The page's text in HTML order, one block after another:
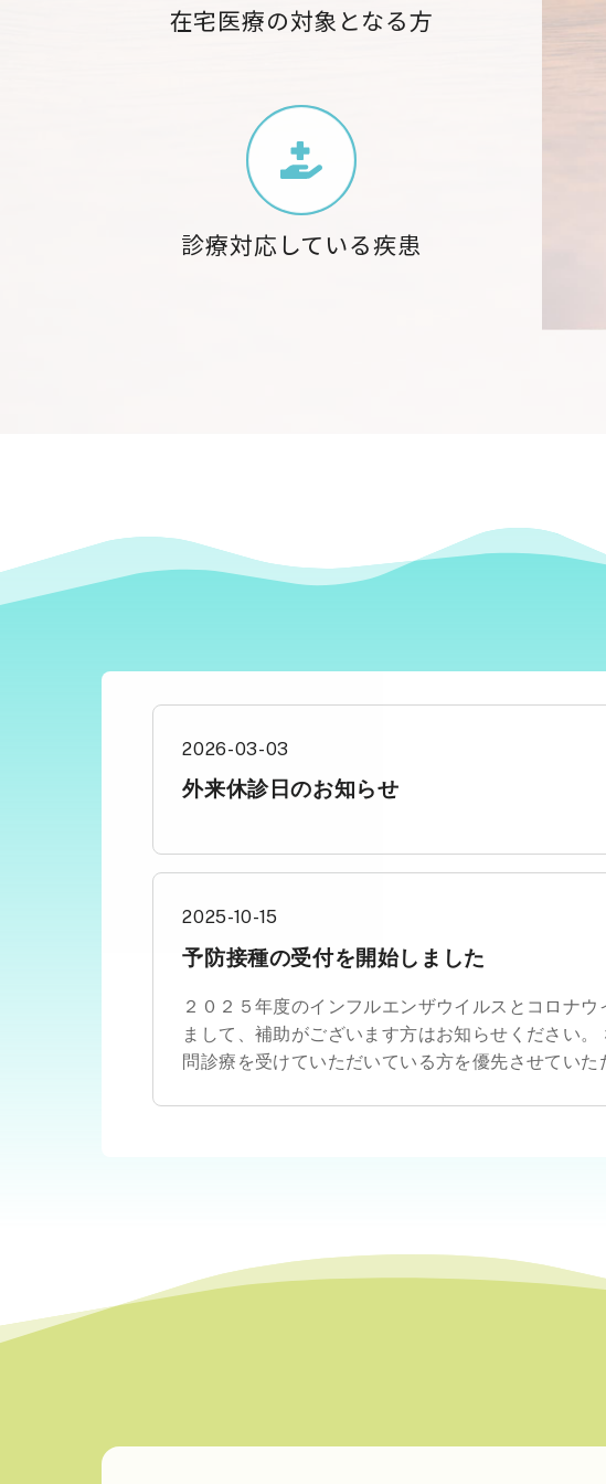
在宅医療の対象となる方
診療対応している疾患
2026-03-03
外来休診日のお知らせ
2025-10-15
予防接種の受付を開始しました
２０２５年度のインフルエンザウイルスとコロナ
まして、補助がございます方はお知らせください
問診療を受けていただいている方を優先させていた